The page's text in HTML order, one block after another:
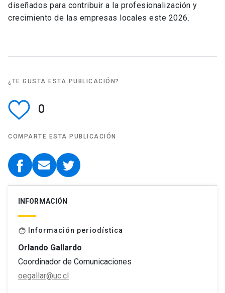
diseñados para contribuir a la profesionalización y
crecimiento de las empresas locales este 2026.
¿TE GUSTA ESTA PUBLICACIÓN?
0
COMPARTE ESTA PUBLICACIÓN
INFORMACIÓN
face Información periodística
Orlando Gallardo
Coordinador de Comunicaciones
oegallar@uc.cl